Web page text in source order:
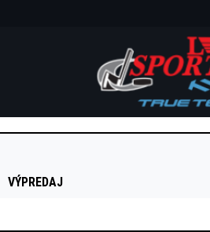
Zákaznícka zóna
VÝPREDAJ